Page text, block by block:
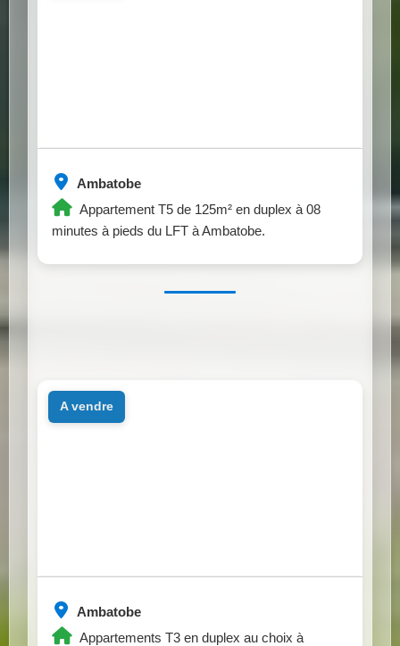
Ambatobe
Appartement T5 de 125m² en duplex à 08
minutes à pieds du LFT à Ambatobe.
Ambatobe
Appartements T3 en duplex au choix à
a vendre